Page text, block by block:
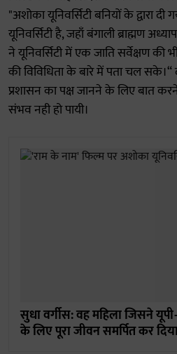
"अशोका यूनिवर्सिटी बनियों के द्वारा
यूनिवर्सिटी है, जहाँ बंगाली ब्राह्मण
ने यूनिवर्सिटी में एक जाति सर्वेक्षण की
की विविधिता के बारे में पता चल
प्रशासन का पक्ष जानने के लिए बात
संभव नही हो पायी।
सुधा वर्गीस: वह महिला जिसने
के लिए पूरा जीवन समर्पित कर